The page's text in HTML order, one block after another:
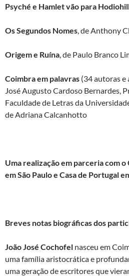
Psyché e Hamlet vão para
Os Segundos Nomes , de Anthony
Origem e Ruína , de Paulo Branco
Coimbra em palavras (34 autoras e
José Augusto Cardoso Bernardes,
Faculdade de Letras da
de Adriana Calcanhotto
Uma realização em parceria com
em São Paulo e Casa de Portugal
Breves notas biográficas dos
João José Cochofel nasceu em
uma família aristocrática e
uma geração de escritores que